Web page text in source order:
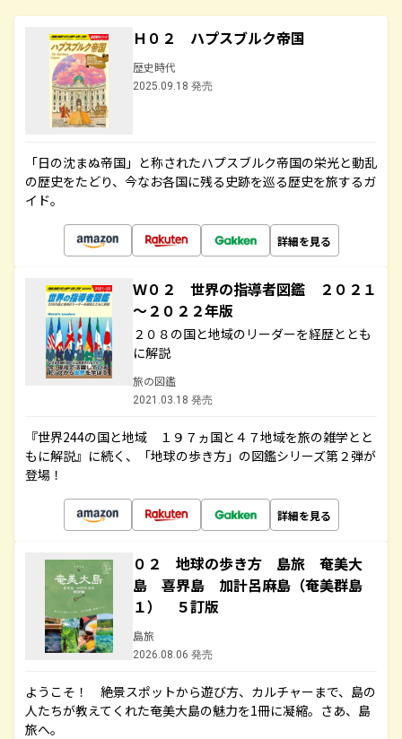
Ｈ０２ ハプスブルク帝国
歴史時代
2025.09.18 発売
「日の沈まぬ帝国」と称されたハプスブルク帝国の栄光と動乱
の歴史をたどり、今なお各国に残る史跡を巡る歴史を旅するガ
イド。
詳細を見る
Ｗ０２ 世界の指導者図鑑 ２０２１
～２０２２年版
２０８の国と地域のリーダーを経歴ととも
に解説
旅の図鑑
2021.03.18 発売
『世界244の国と地域 １９７ヵ国と４７地域を旅の雑学とと
もに解説』に続く、「地球の歩き方」の図鑑シリーズ第２弾が
登場！
詳細を見る
０２ 地球の歩き方 島旅 奄美大
島 喜界島 加計呂麻島（奄美群島
１） ５訂版
島旅
2026.08.06 発売
ようこそ！ 絶景スポットから遊び方、カルチャーまで、島の
人たちが教えてくれた奄美大島の魅力を1冊に凝縮。さあ、島
旅へ。